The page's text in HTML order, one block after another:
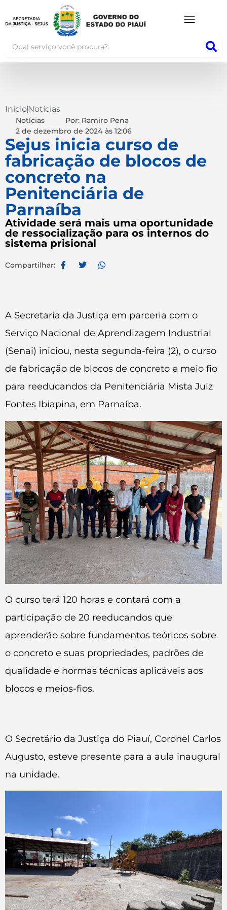
InicioNotícias
Notícias
Por: Ramiro Pena
2 de dezembro de 2024 às 12:06
Sejus inicia curso de
fabricação de blocos de
concreto na
Penitenciária de
Parnaíba
Atividade será mais uma oportunidade
de ressocialização para os internos do
sistema prisional
Compartilhar:
A Secretaria da Justiça em parceria com o
Serviço Nacional de Aprendizagem Industrial
(Senai) iniciou, nesta segunda-feira (2), o curso
de fabricação de blocos de concreto e meio fio
para reeducandos da Penitenciária Mista Juiz
Fontes Ibiapina, em Parnaíba.
O curso terá 120 horas e contará com a
participação de 20 reeducandos que
aprenderão sobre fundamentos teóricos sobre
o concreto e suas propriedades, padrões de
qualidade e normas técnicas aplicáveis aos
blocos e meios-fios.
O Secretário da Justiça do Piauí, Coronel Carlos
Augusto, esteve presente para a aula inaugural
na unidade.